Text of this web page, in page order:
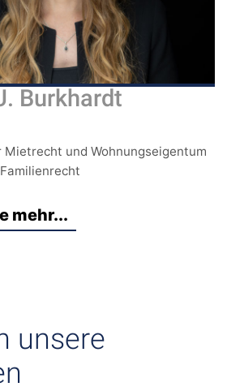
Burkhardt
Mietrecht und Wohnungseigentum
mehr...
unsere